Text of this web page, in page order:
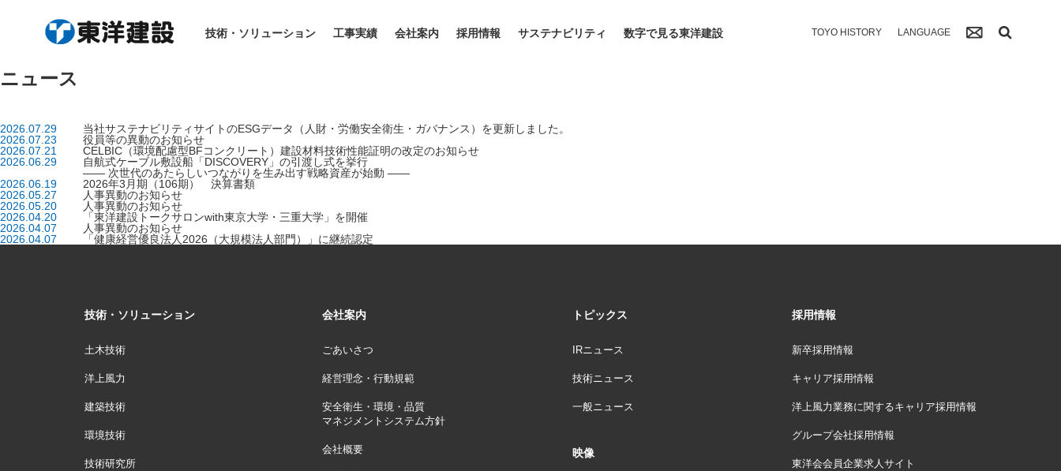
技術・ソリューション 工事実績 会社案内 採用情報 サステナビリティ 数字で見る東洋建設 TOYO HISTORY LANGUAGE
ニュース
2026.07.29
当社サステナビリティサイトのESGデータ（人財・労働安全衛生・ガバナンス）を更新しました。
2026.07.23
役員等の異動のお知らせ
2026.07.21
CELBIC（環境配慮型BFコンクリート）建設材料技術性能証明の改定のお知らせ
2026.06.29
自航式ケーブル敷設船「DISCOVERY」の引渡し式を挙行
―― 次世代のあたらしいつながりを生み出す戦略資産が始動 ――
2026.06.19
2026年3月期（106期） 決算書類
2026.05.27
人事異動のお知らせ
2026.05.20
人事異動のお知らせ
2026.04.20
「東洋建設トークサロンwith東京大学・三重大学」を開催
2026.04.07
人事異動のお知らせ
2026.04.07
「健康経営優良法人2026（大規模法人部門）」に継続認定
技術・ソリューション
土木技術
洋上風力
建築技術
環境技術
技術研究所
会社案内
ごあいさつ
経営理念・行動規範
安全衛生・環境・品質
マネジメントシステム方針
会社概要
トピックス
IRニュース
技術ニュース
一般ニュース
映像
採用情報
新卒採用情報
キャリア採用情報
洋上風力業務に関するキャリア採用情報
グループ会社採用情報
東洋会会員企業求人サイト